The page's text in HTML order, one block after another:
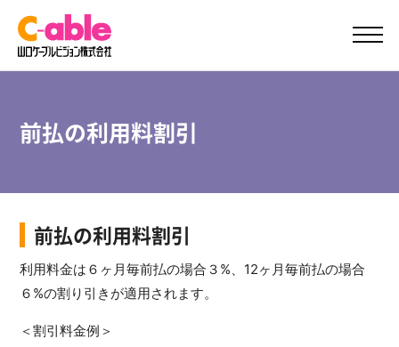
前払の利用料割引
前払の利用料割引
利用料金は６ヶ月毎前払の場合３%、12ヶ月毎前払の場合
６%の割り引きが適用されます。
＜割引料金例＞
ご加入案内